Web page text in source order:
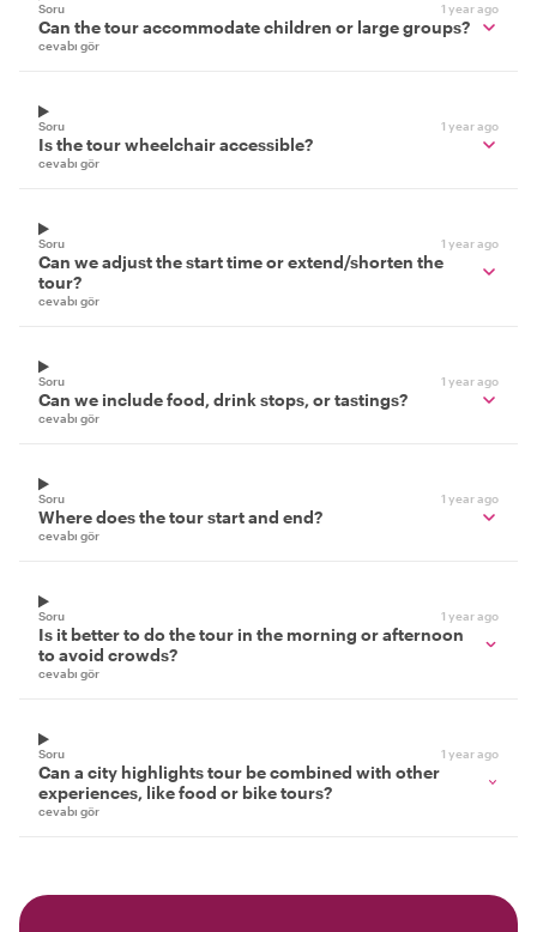
Soru 1 year ago
Can the tour accommodate children or large groups?
cevabı gör
Soru 1 year ago
Is the tour wheelchair accessible?
cevabı gör
Soru 1 year ago
Can we adjust the start time or extend/shorten the
tour?
cevabı gör
Soru 1 year ago
Can we include food, drink stops, or tastings?
cevabı gör
Soru 1 year ago
Where does the tour start and end?
cevabı gör
Soru 1 year ago
Is it better to do the tour in the morning or afternoon
to avoid crowds?
cevabı gör
Soru 1 year ago
Can a city highlights tour be combined with other
experiences, like food or bike tours?
cevabı gör